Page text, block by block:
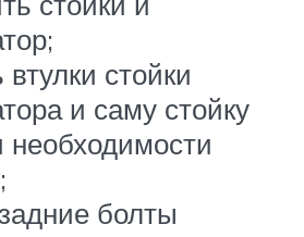
стойки
и саму стойку
необходимости
болты